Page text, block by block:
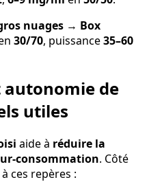
nuages → Box
30/70, puissance35–60
autonomie de
utiles
aide à réduire la
consommation. Côté
ces repères :